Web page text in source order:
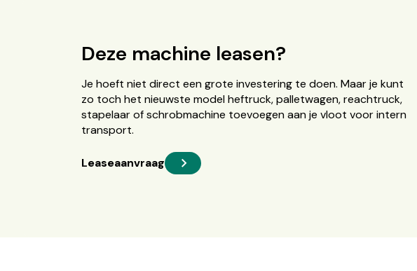
Deze machine leasen?
Je hoeft niet direct een grote investering te doen. Maar je kunt
zo toch het nieuwste model heftruck, palletwagen, reachtruck,
stapelaar of schrobmachine toevoegen aan je vloot voor intern
transport.
Leaseaanvraag